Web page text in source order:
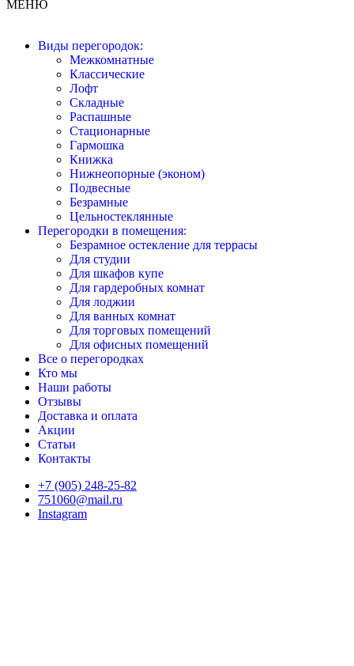
МЕНЮ
Виды перегородок:
Межкомнатные
Классические
Лофт
Складные
Распашные
Стационарные
Гармошка
Книжка
Нижнеопорные (эконом)
Подвесные
Безрамные
Цельностеклянные
Перегородки в помещения:
Безрамное остекление для террасы
Для студии
Для шкафов купе
Для гардеробных комнат
Для лоджии
Для ванных комнат
Для торговых помещений
Для офисных помещений
Все о перегородках
Кто мы
Наши работы
Отзывы
Доставка и оплата
Акции
Статьи
Контакты
+7 (905) 248-25-82
751060@mail.ru
Instagram